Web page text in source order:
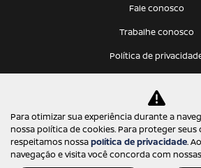
Fale conosco
Trabalhe conosco
Política de
KATANA VEICULOS
12.275.766/0001-
Para otimizar sua experiência durante a
nossa política de cookies. Para proteger seus
respeitamos nossapolítica de privacidade.
navegação e visita você concorda com